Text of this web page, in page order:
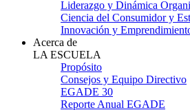
Liderazgo y Dinámica
Ciencia del Consumidor y
Innovación y
Acerca de
LA ESCUELA
Propósito
Consejos y Equipo Directivo
EGADE 30
Reporte Anual EGADE